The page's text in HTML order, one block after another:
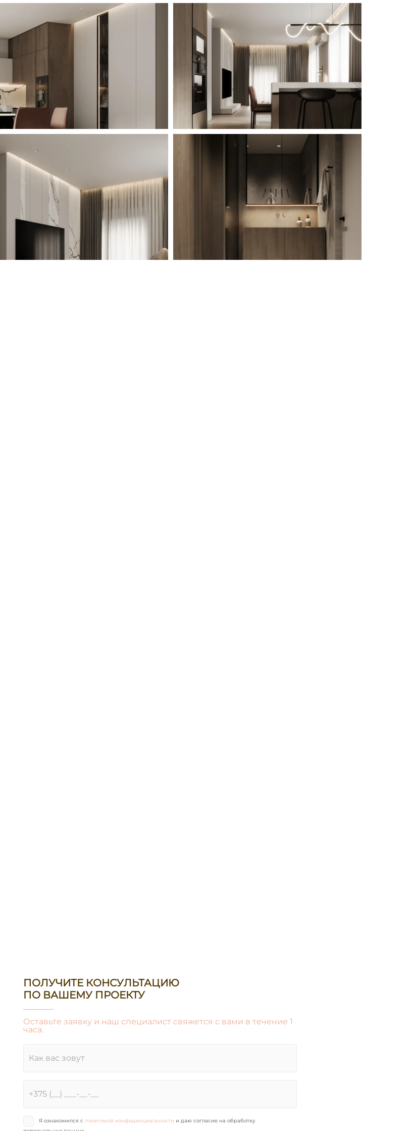
ПОЛУЧИТЕ КОНСУЛЬТАЦИЮ
ПО ВАШЕМУ ПРОЕКТУ
Оставьте заявку и наш специалист свяжется с вами в течение 1
часа.
Я ознакомился с политикой конфиденциальности и даю согласие на обработку